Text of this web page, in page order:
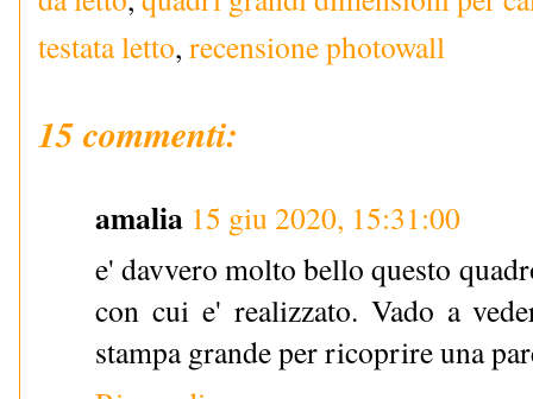
testata letto, recensione photowall
15 commenti:
amalia 15 giu 2020, 15:31:00
e' davvero molto bello questo
con cui e' realizzato. Vado a
stampa grande per ricoprire una